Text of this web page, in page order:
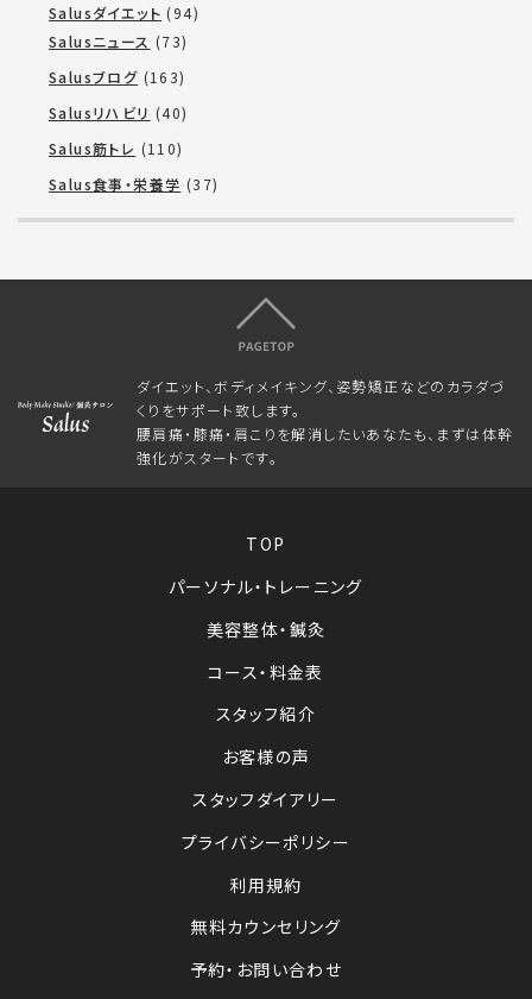
Salusダイエット (94)
Salusニュース (73)
Salusブログ (163)
Salusリハビリ (40)
Salus筋トレ (110)
Salus食事・栄養学 (37)
ダイエット、ボディメイキング、姿勢矯正などのカラダづ
くりをサポート致します。
腰肩痛・膝痛・肩こりを解消したいあなたも、まずは体幹
強化がスタートです。
TOP
パーソナル・トレーニング
美容整体・鍼灸
コース・料金表
スタッフ紹介
お客様の声
スタッフダイアリー
プライバシーポリシー
利用規約
無料カウンセリング
予約・お問い合わせ